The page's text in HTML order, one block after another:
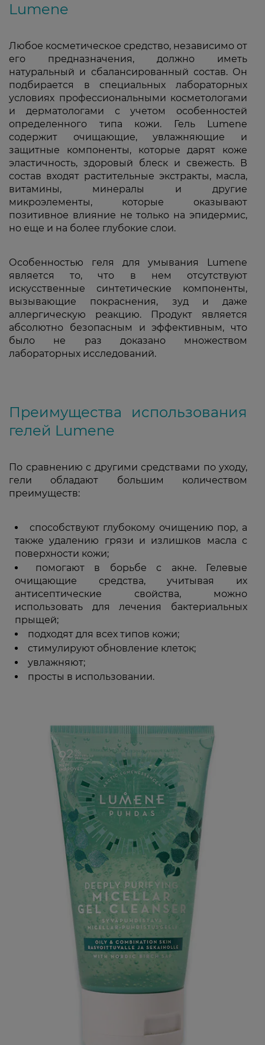
Lumene
Любое косметическое средство, независимо от
его предназначения, должно иметь
натуральный и сбалансированный состав. Он
подбирается в специальных лабораторных
условиях профессиональными косметологами
и дерматологами с учетом особенностей
определенного типа кожи. Гель Lumene
содержит очищающие, увлажняющие и
защитные компоненты, которые дарят коже
эластичность, здоровый блеск и свежесть. В
состав входят растительные экстракты, масла,
витамины, минералы и другие
микроэлементы, которые оказывают
позитивное влияние не только на эпидермис,
но еще и на более глубокие слои.
Особенностью геля для умывания Lumene
является то, что в нем отсутствуют
искусственные синтетические компоненты,
вызывающие покраснения, зуд и даже
аллергическую реакцию. Продукт является
абсолютно безопасным и эффективным, что
было не раз доказано множеством
лабораторных исследований.
Преимущества использования
гелей Lumene
По сравнению с другими средствами по уходу,
гели обладают большим количеством
преимуществ:
способствуют глубокому очищению пор, а
также удалению грязи и излишков масла с
поверхности кожи;
помогают в борьбе с акне. Гелевые
очищающие средства, учитывая их
антисептические свойства, можно
использовать для лечения бактериальных
прыщей;
подходят для всех типов кожи;
стимулируют обновление клеток;
увлажняют;
просты в использовании.